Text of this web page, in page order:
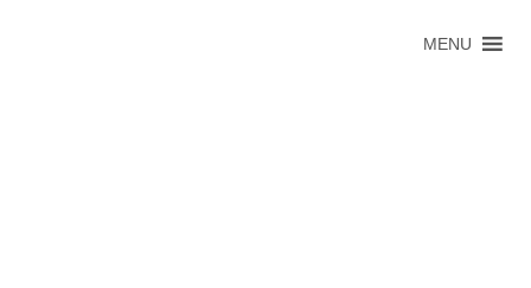
MENU